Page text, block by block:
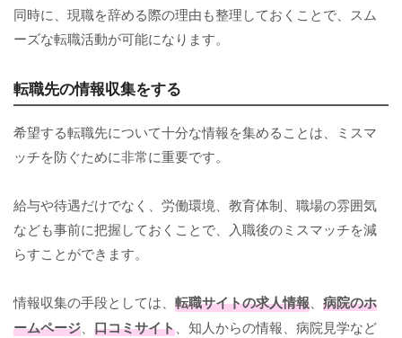
同時に、現職を辞める際の理由も整理しておくことで、スム
ーズな転職活動が可能になります。
転職先の情報収集をする
希望する転職先について十分な情報を集めることは、ミスマ
ッチを防ぐために非常に重要です。
給与や待遇だけでなく、労働環境、教育体制、職場の雰囲気
なども事前に把握しておくことで、入職後のミスマッチを減
らすことができます。
情報収集の手段としては、 転職サイトの求人情報
病院のホ
ームページ
口コミサイト 、知人からの情報、病院見学など